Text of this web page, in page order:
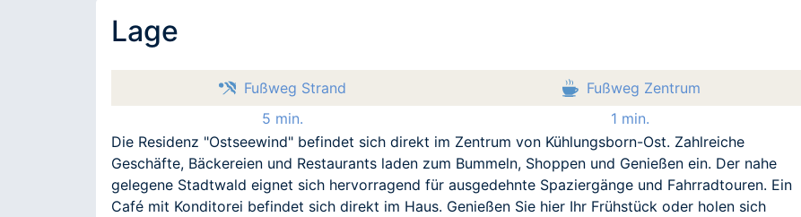
Lage
Fußweg Strand
5 min.
Fußweg Zentrum
1 min.
Die Residenz "Ostseewind" befindet sich direkt im Zentrum von Kühlungsborn-Ost. Zahlreiche
Geschäfte, Bäckereien und Restaurants laden zum Bummeln, Shoppen und Genießen ein. Der nahe
gelegene Stadtwald eignet sich hervorragend für ausgedehnte Spaziergänge und Fahrradtouren. Ein
Café mit Konditorei befindet sich direkt im Haus. Genießen Sie hier Ihr Frühstück oder holen sich